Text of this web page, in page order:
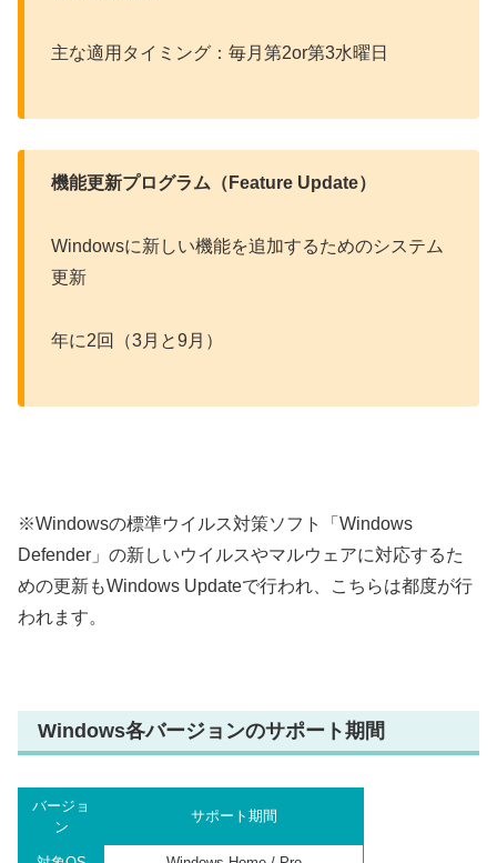
主な適用タイミング：毎月第2or第3水曜日
機能更新プログラム（Feature Update）
Windowsに新しい機能を追加するためのシステム
更新
年に2回（3月と9月）
※Windowsの標準ウイルス対策ソフト「Windows
Defender」の新しいウイルスやマルウェアに対応するた
めの更新もWindows Updateで行われ、こちらは都度が行
われます。
Windows各バージョンのサポート期間
バージョ
ン
サポート期間